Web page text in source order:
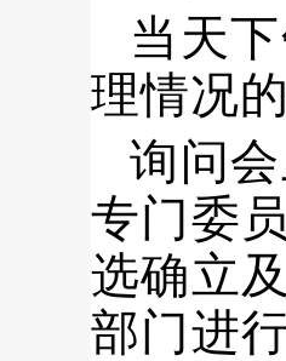
当天
理情况
询问
专门委
选确立
部门进